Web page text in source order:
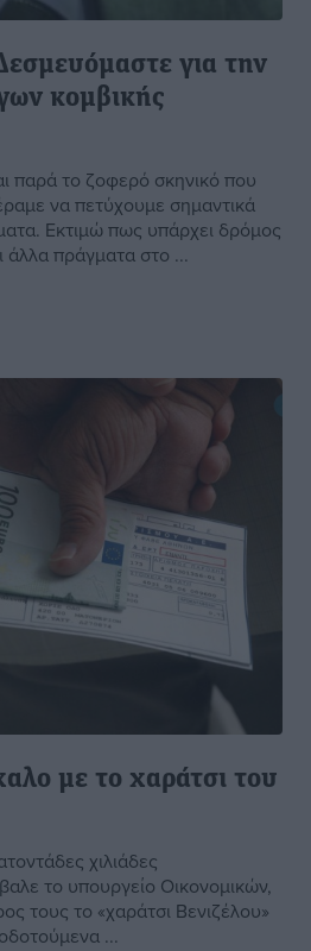
για την
κομβικής
παρά το ζοφερό σκηνικό που
να πετύχουμε σημαντικά
Εκτιμώ πως υπάρχει δρόμος
άλλα πράγματα στο ...
με το χαράτσι του
χιλιάδες
το υπουργείο Οικονομικών,
τους το «χαράτσι Βενιζέλου»
...